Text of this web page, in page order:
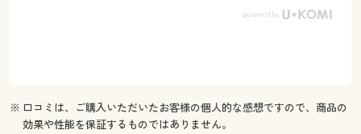
※ 口コミは、ご購入いただいたお客様の個人的な感想ですので、商品の
効果や性能を保証するものではありません。